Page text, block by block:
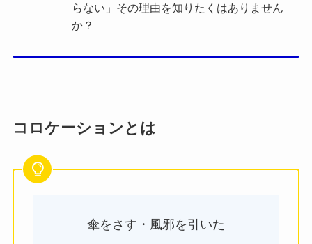
らない」その理由を知りたくはありません
か？
コロケーションとは
傘をさす・風邪を引いた